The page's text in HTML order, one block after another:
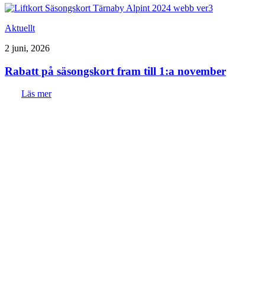
Aktuellt
2 juni, 2026
Rabatt på säsongskort fram till 1:a november
Läs mer